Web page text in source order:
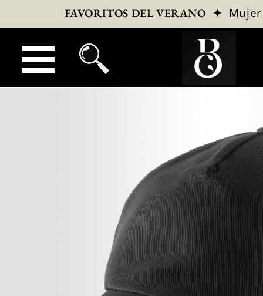
FAVORITOS DEL VERANO ✦ Mujer